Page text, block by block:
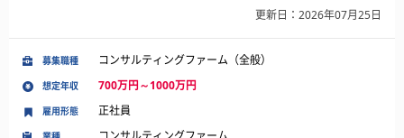
更新日：2026年07月25日
募集職種 コンサルティングファーム（全般）
想定年収 700万円～1000万円
雇用形態 正社員